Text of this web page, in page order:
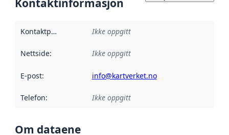
Kontaktinformasjon
Kontaktpunkt Ikke oppgitt
Nettside: Ikke oppgitt
E-post: info@kartverket.no
Telefon: Ikke oppgitt
Om dataene